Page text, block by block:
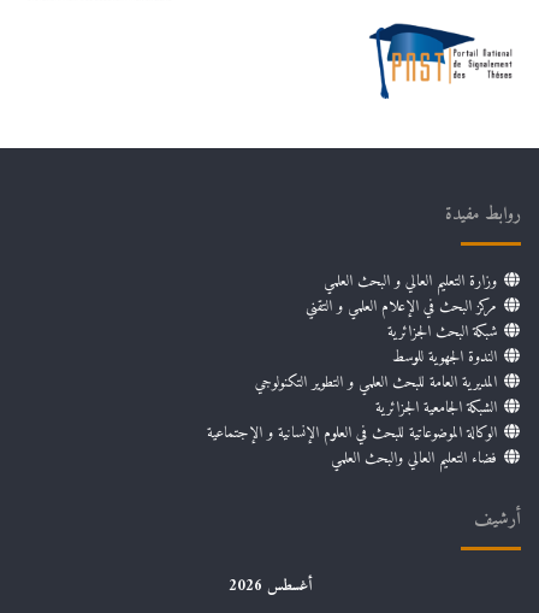
روابط مفيدة
وزارة التعليم العالي و البحث العلمي
مركز البحث في الإعلام العلمي و التقني
شبكة البحث الجزائرية
الندوة الجهوية للوسط
المديرية العامة للبحث العلمي و التطوير التكنولوجي
الشبكة الجامعية الجزائرية
الوكالة الموضوعاتية للبحث في العلوم الإنسانية و الإجتماعية
فضاء التعليم العالي والبحث العلمي
أرشيف
أغسطس 2026